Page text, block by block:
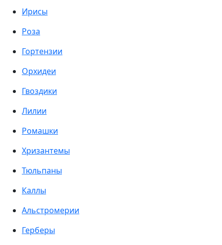
Ирисы
Роза
Гортензии
Орхидеи
Гвоздики
Лилии
Ромашки
Хризантемы
Тюльпаны
Каллы
Альстромерии
Герберы